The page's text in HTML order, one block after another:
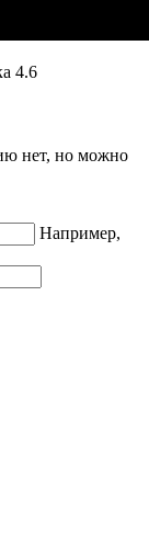
4.6
нет, но можно
Например,